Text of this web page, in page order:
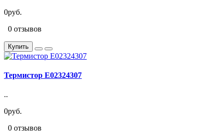
0руб.
0 отзывов
Купить
Термистор E02324307
..
0руб.
0 отзывов